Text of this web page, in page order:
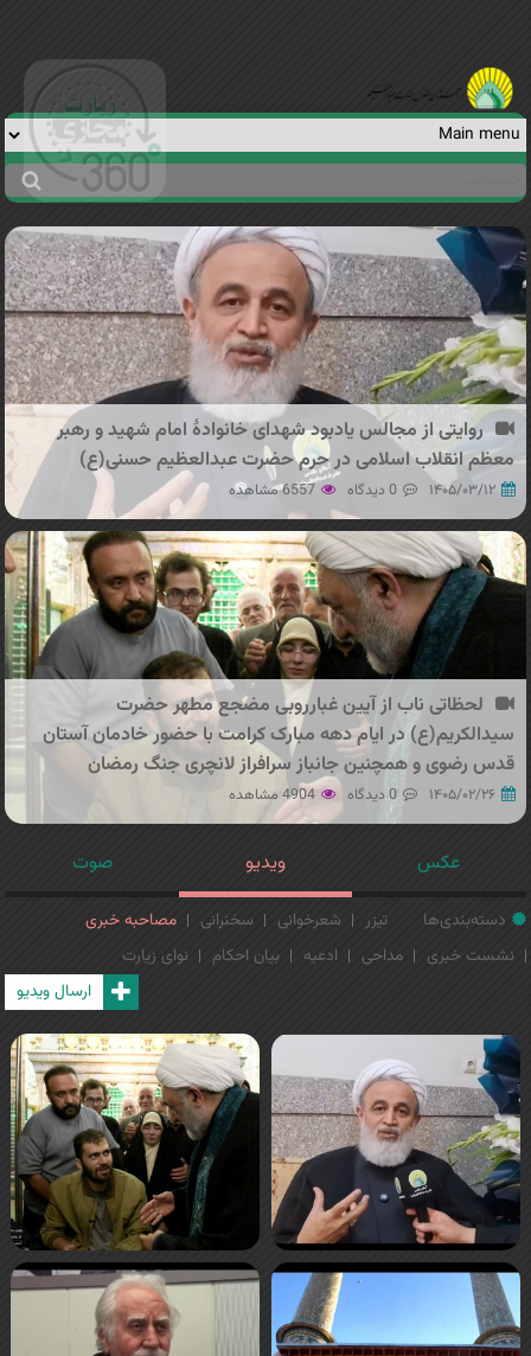
فرم
جستجو
روایتی از مجالس یادبود شهدای خانوادهٔ امام شهید و رهبر
معظم انقلاب اسلامی در حرم حضرت عبدالعظیم حسنی(ع)
۱۴۰۵/۰۳/۱۲ 0 دیدگاه 6557 مشاهده
لحظاتی ناب از آیین غبارروبی مضجع مطهر حضرت
سیدالکریم(ع) در ایام دهه مبارک کرامت با حضور خادمان آستان
قدس رضوی و همچنین جانباز سرافراز لانچری جنگ رمضان
۱۴۰۵/۰۲/۲۶ 0 دیدگاه 4904 مشاهده
عکس ویدیو صوت
دسته‌بندی‌ها تیزر شعرخوانی سخنرانی
مصاحبه خبری
نشست خبری
مداحی ادعیه بیان احکام
نوای زیارت
ارسال ویدیو
صفحه‌ها